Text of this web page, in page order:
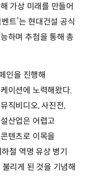
가상 미래를 만들어
트’는 현대건설 공식
하며 추첨을 통해 총
인을 진행해
이션에 노력해왔다.
직비디오, 사진전,
산업은 어렵고
텐츠로 이목을
철 역명 유상 병기
리게 된 것을 기념해